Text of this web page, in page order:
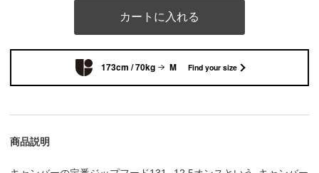
カートに入れる
173cm / 70kg M Find your size
商品説明